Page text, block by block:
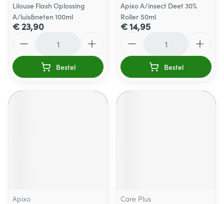
Lilouse Flash Oplossing
A/luis&neten 100ml
€ 23,90
Bestel
Apixo A/insect Deet 30%
Roller 50ml
€ 14,95
Bestel
Apixo
Care Plus